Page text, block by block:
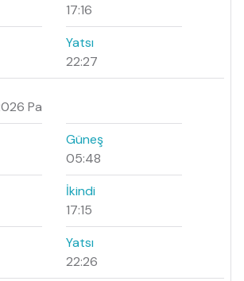
17:16
Yatsı
22:27
Pa
Güneş
05:48
İkindi
17:15
Yatsı
22:26